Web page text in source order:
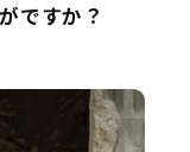
ですか？